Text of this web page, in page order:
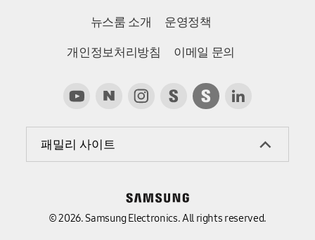
뉴스룸 소개 운영정책
개인정보처리방침 이메일 문의
패밀리 사이트
© 2026. Samsung Electronics. All rights reserved.